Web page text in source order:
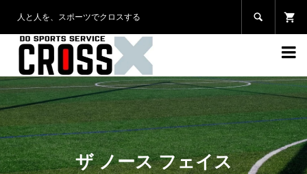
人と人を、スポーツでクロスする 

ザ ノース フェイス